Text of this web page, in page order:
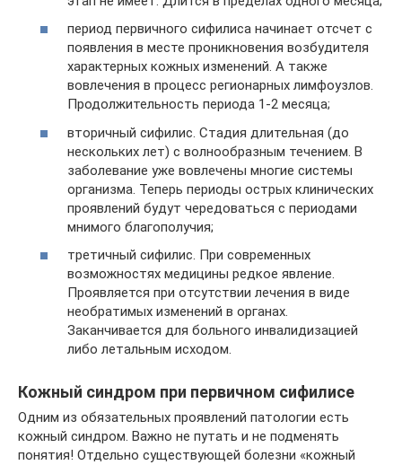
период первичного сифилиса начинает отсчет с
появления в месте проникновения возбудителя
характерных кожных изменений. А также
вовлечения в процесс регионарных лимфоузлов.
Продолжительность периода 1-2 месяца;
вторичный сифилис. Стадия длительная (до
нескольких лет) с волнообразным течением. В
заболевание уже вовлечены многие системы
организма. Теперь периоды острых клинических
проявлений будут чередоваться с периодами
мнимого благополучия;
третичный сифилис. При современных
возможностях медицины редкое явление.
Проявляется при отсутствии лечения в виде
необратимых изменений в органах.
Заканчивается для больного инвалидизацией
либо летальным исходом.
Кожный синдром при первичном сифилисе
Одним из обязательных проявлений патологии есть
кожный синдром. Важно не путать и не подменять
понятия! Отдельно существующей болезни «кожный